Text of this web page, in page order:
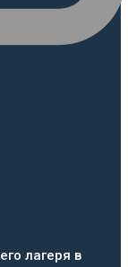
лагеря в